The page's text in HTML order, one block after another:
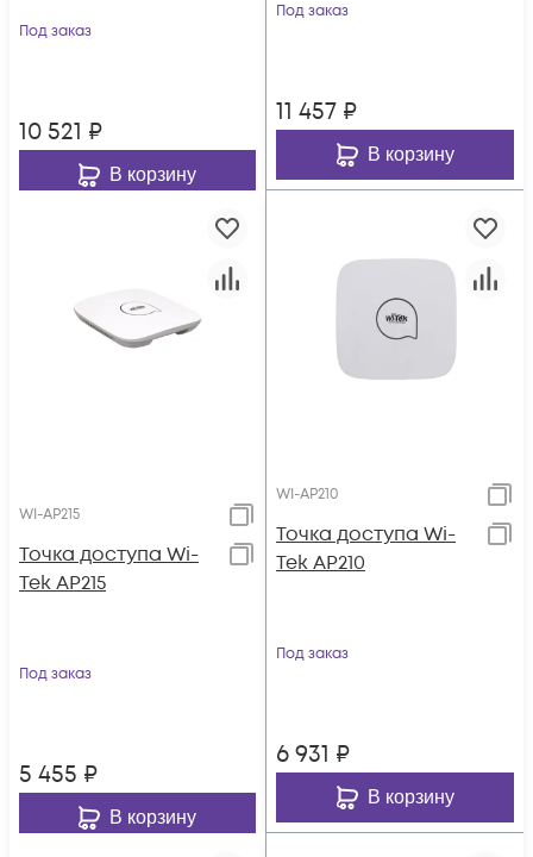
Под заказ
10 521 ₽
В корзину
Под заказ
11 457 ₽
В корзину
WI-AP215
Точка доступа Wi-
Tek AP215
Под заказ
5 455 ₽
В корзину
WI-AP210
Точка доступа Wi-
Tek AP210
Под заказ
6 931 ₽
В корзину